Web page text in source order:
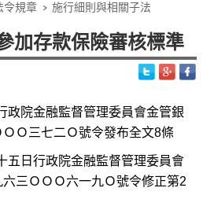
令規章 施行細則與相關子法
加存款保險審核標準
政院金融監督管理委員會金管銀
Ｏ三七二Ｏ號令發布全文8條
五日行政院金融監督管理委員會
三ＯＯＯ六一九Ｏ號令修正第2